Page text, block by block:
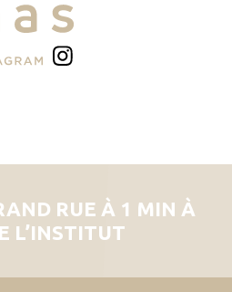
RUE À 1 MIN À
L’INSTITUT